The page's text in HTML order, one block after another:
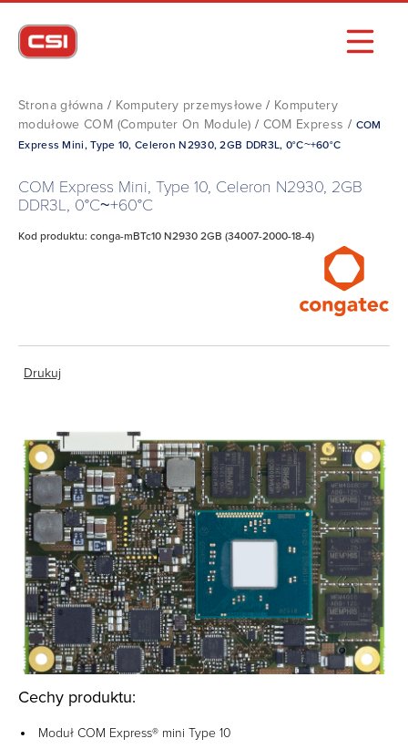
Strona główna / Komputery przemysłowe / Komputery
modułowe COM (Computer On Module) / COM Express / COM
Express Mini, Type 10, Celeron N2930, 2GB DDR3L, 0°C~+60°C
COM Express Mini, Type 10, Celeron N2930, 2GB
DDR3L, 0°C~+60°C
Kod produktu: conga-mBTc10 N2930 2GB (34007-2000-18-4)
Drukuj
Cechy produktu:
Moduł COM Express® mini Type 10